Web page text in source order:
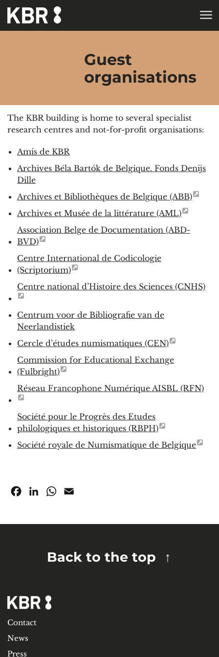
Skip to main content
Guest
organisations
The KBR building is home to several specialist
research centres and not-for-profit organisations:
Amis de KBR
Archives Béla Bartók de Belgique. Fonds Denijs
Dille
Archives et Bibliothèques de Belgique (ABB)
Archives et Musée de la littérature (AML)
Association Belge de Documentation (ABD-
BVD)
Centre International de Codicologie
(Scriptorium)
Centre national d’Histoire des Sciences (CNHS)
Centrum voor de Bibliografie van de
Neerlandistiek
Cercle d’études numismatiques (CEN)
Commission for Educational Exchange
(Fulbright)
Réseau Francophone Numérique AISBL (RFN)
Société pour le Progrès des Etudes
philologiques et historiques (RBPH)
Société royale de Numismatique de Belgique
FacebookLinkedInWhatsApp
Back to the top
Contact
News
Press